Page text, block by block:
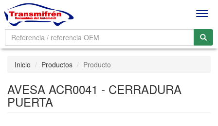
Inicio Productos Producto
AVESA ACR0041 - CERRADURA
PUERTA